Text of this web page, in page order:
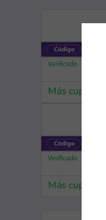
Más
Más cupones